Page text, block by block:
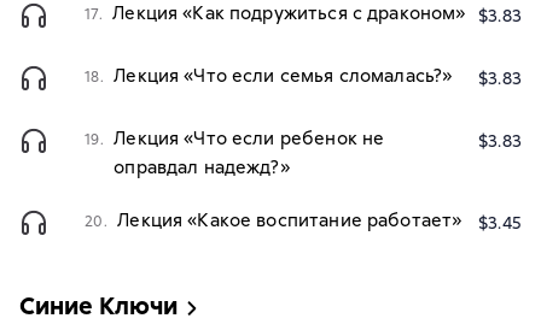
17. Лекция «Как подружиться с драконом» $3.83
18. Лекция «Что если семья сломалась?» $3.83
19. Лекция «Что если ребенок не
оправдал надежд?»
$3.83
20. Лекция «Какое воспитание работает» $3.45
Синие Ключи